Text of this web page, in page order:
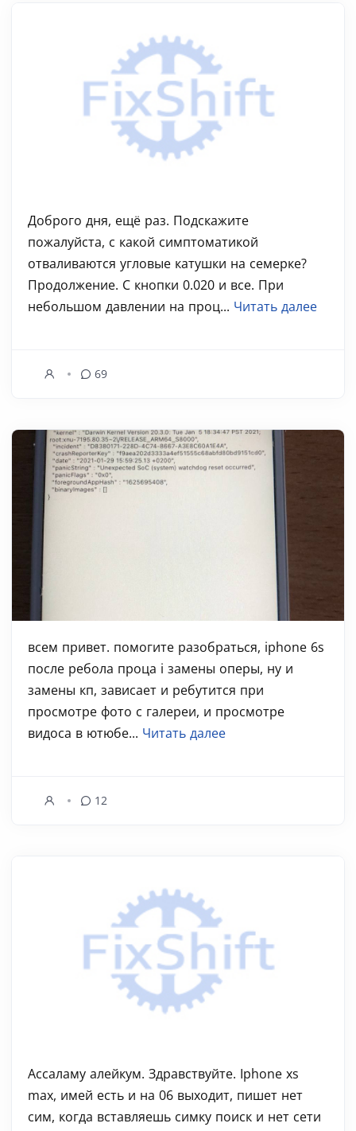
Доброго дня, ещё раз. Подскажите
пожалуйста, с какой симптоматикой
отваливаются угловые катушки на семерке?
Продолжение. С кнопки 0.020 и все. При
небольшом давлении на проц... Читать далее
69
всем привет. помогите разобраться, iphone 6s
после ребола проца і замены оперы, ну и
замены кп, зависает и ребутится при
просмотре фото с галереи, и просмотре
видоса в ютюбе... Читать далее
12
Ассаламу алейкум. Здравствуйте. Iphone xs
max, имей есть и на 06 выходит, пишет нет
сим, когда вставляешь симку поиск и нет сети